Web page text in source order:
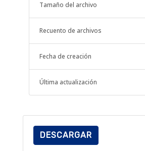
Tamaño del archivo
Recuento de archivos
Fecha de creación
Última actualización
DESCARGAR